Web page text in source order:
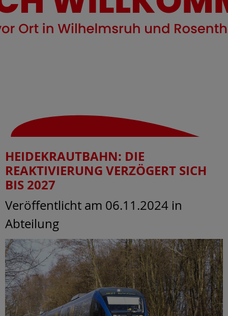
HEIDEKRAUTBAHN: DIE
REAKTIVIERUNG VERZÖGERT SICH
BIS 2027
Veröffentlicht am 06.11.2024 in
Abteilung